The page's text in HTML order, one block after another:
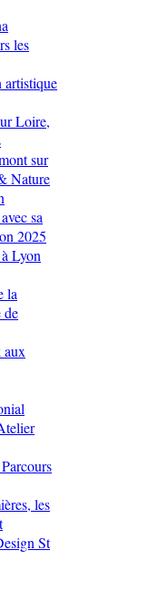
les
artistique
Loire,
sur
Nature
sa
2025
Lyon
la
de
aux
les
St